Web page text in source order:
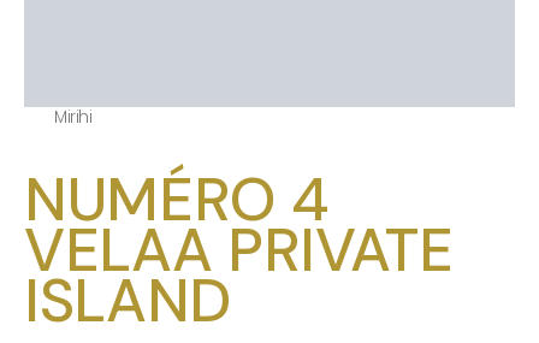
Mirihi
NUMÉRO 4
VELAA PRIVATE
ISLAND